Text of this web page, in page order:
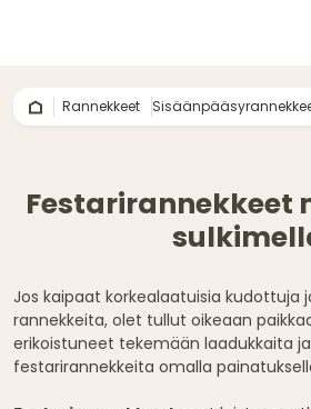
Rannekkeet
Festarirannekkeet
Jos kaipaat korkealaatuisia kudottuja
rannekkeita, olet tullut oikeaan
erikoistuneet tekemään laadukkaita
festarirannekkeita omalla